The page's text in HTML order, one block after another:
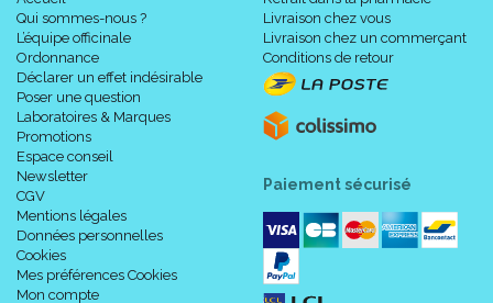
Qui sommes-nous ?
L’équipe officinale
Ordonnance
Déclarer un effet indésirable
Poser une question
Laboratoires & Marques
Promotions
Espace conseil
Newsletter
CGV
Mentions légales
Données personnelles
Cookies
Mes préférences Cookies
Mon compte
Livraison chez vous
Livraison chez un commerçant
Conditions de retour
Paiement sécurisé